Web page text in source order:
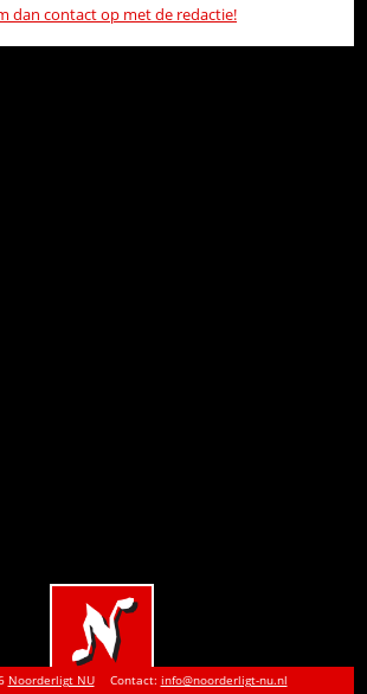
dan contact op met de redactie!
Noorderligt NU Contact: info@noorderligt-nu.nl